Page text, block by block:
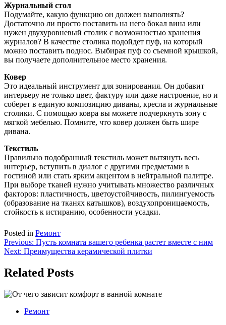
Журнальный стол
Подумайте, какую функцию он должен выполнять?
Достаточно ли просто поставить на него бокал вина или
нужен двухуровневый столик с возможностью хранения
журналов? В качестве столика подойдет пуф, на который
можно поставить поднос. Выбирая пуф со съемной крышкой,
вы получаете дополнительное место хранения.
Ковер
Это идеальный инструмент для зонирования. Он добавит
интерьеру не только цвет, фактуру или даже настроение, но и
соберет в единую композицию диваны, кресла и журнальные
столики. С помощью ковра вы можете подчеркнуть зону с
мягкой мебелью. Помните, что ковер должен быть шире
дивана.
Текстиль
Правильно подобранный текстиль может вытянуть весь
интерьер, вступить в диалог с другими предметами в
гостиной или стать ярким акцентом в нейтральной палитре.
При выборе тканей нужно учитывать множество различных
факторов: пластичность, цветоустойчивость, пилингуемость
(образование на тканях катышков), воздухопроницаемость,
стойкость к истиранию, особенности усадки.
Posted in Ремонт
Навигация
по
записям
Previous: Пусть комната вашего ребенка растет вместе с ним
Next: Преимущества керамической плитки
Related Posts
Ремонт